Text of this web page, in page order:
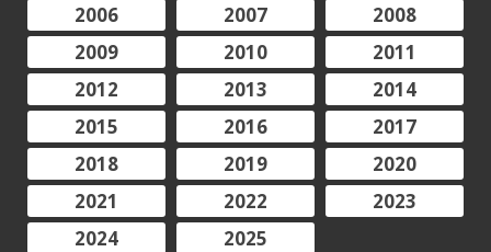
2006
2007
2008
2009
2010
2011
2012
2013
2014
2015
2016
2017
2018
2019
2020
2021
2022
2023
2024
2025